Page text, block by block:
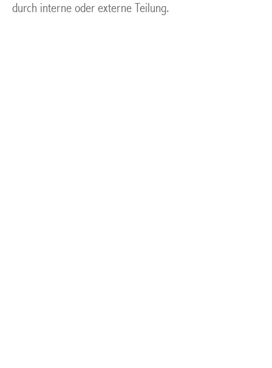
durch interne oder externe Teilung.